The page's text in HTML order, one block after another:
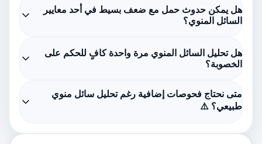
هل يمكن حدوث حمل مع ضعف بسيط في أحد معايير
السائل المنوي؟
هل تحليل السائل المنوي مرة واحدة كافٍ للحكم على
الخصوبة؟
متى نحتاج فحوصات إضافية رغم تحليل سائل منوي
طبيعي؟ ⚠️